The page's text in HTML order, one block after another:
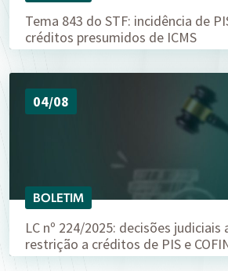
Tema 843 do STF: incidência de
créditos presumidos de ICMS
04/08
BOLETIM
LC nº 224/2025: decisões
restrição a créditos de PIS e